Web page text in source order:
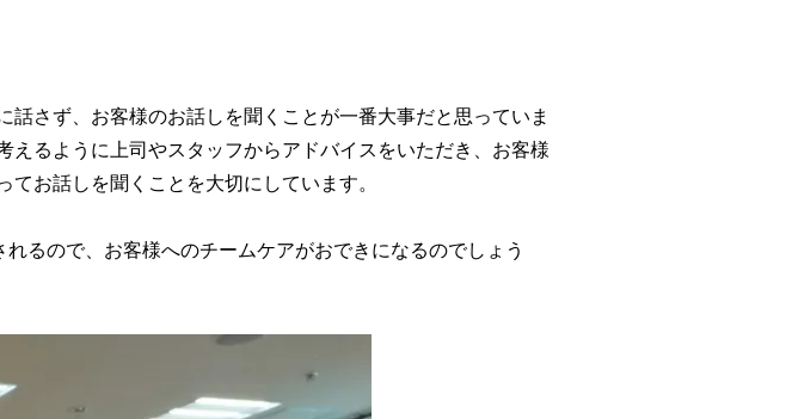
さず、お客様のお話しを聞くことが一番大事だと思っていま
るように上司やスタッフからアドバイスをいただき、お客様
お話しを聞くことを大切にしています。
るので、お客様へのチームケアがおできになるのでしょう